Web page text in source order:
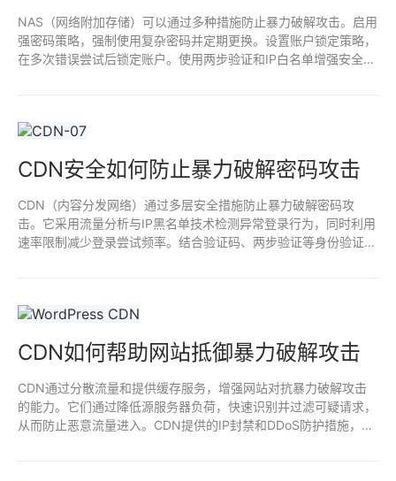
NAS（网络附加存储）可以通过多种措施防止暴力破解攻击。启用
强密码策略，强制使用复杂密码并定期更换。设置账户锁定策略，
在多次错误尝试后锁定账户。使用两步验证和IP白名单增强安全
CDN安全如何防止暴力破解密码攻击
CDN（内容分发网络）通过多层安全措施防止暴力破解密码攻
击。它采用流量分析与IP黑名单技术检测异常登录行为，同时利用
速率限制减少登录尝试频率。结合验证码、两步验证等身份验证手
CDN如何帮助网站抵御暴力破解攻击
CDN通过分散流量和提供缓存服务，增强网站对抗暴力破解攻击
的能力。它们通过降低源服务器负荷，快速识别并过滤可疑请求，
从而防止恶意流量进入。CDN提供的IP封禁和DDoS防护措施，可